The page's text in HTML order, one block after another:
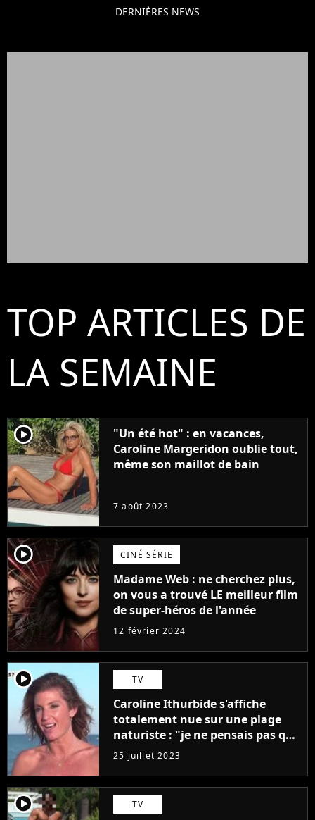
DERNIÈRES NEWS
TOP ARTICLES DE
LA SEMAINE
player2
"Un été hot" : en vacances,
Caroline Margeridon oublie tout,
même son maillot de bain
7 août 2023
player2 CINÉ SÉRIE
Madame Web : ne cherchez plus,
on vous a trouvé LE meilleur film
de super-héros de l'année
12 février 2024
player2 TV
Caroline Ithurbide s'affiche
totalement nue sur une plage
naturiste : "je ne pensais pas que
j'arriverais à le faire..."
25 juillet 2023
player2 TV